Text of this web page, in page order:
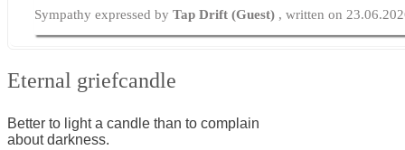
Sympathy expressed byTap Drift (Guest) , written on
Eternal griefcandle
Better to light a candle than to complain
about darkness.